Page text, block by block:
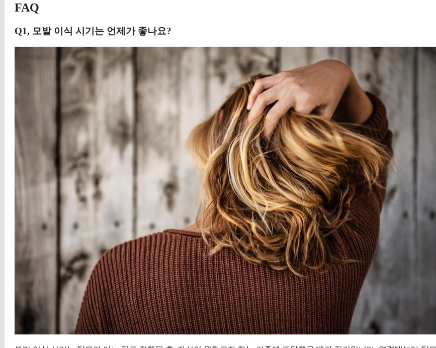
FAQ
Q1, 모발 이식 시기는 언제가 좋나요?